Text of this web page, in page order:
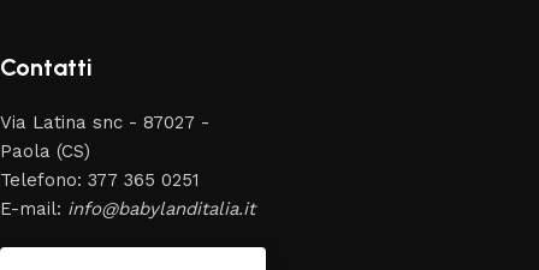
Contatti
Via Latina snc - 87027 -
Paola (CS)
Telefono: 377 365 0251
E-mail: info@babylanditalia.it